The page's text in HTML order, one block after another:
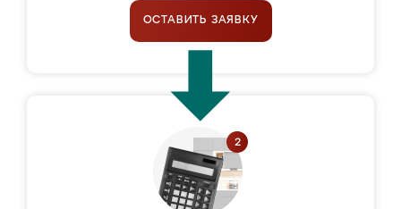
ОСТАВИТЬ ЗАЯВКУ